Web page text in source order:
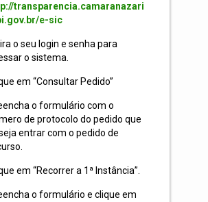
transparencia.camaranazari
e-sic
o seu login e senha para
o sistema.
em “Consultar Pedido”
o formulário com o
de protocolo do pedido que
entrar com o pedido de
em “Recorrer a 1ª Instância”.
o formulário e clique em